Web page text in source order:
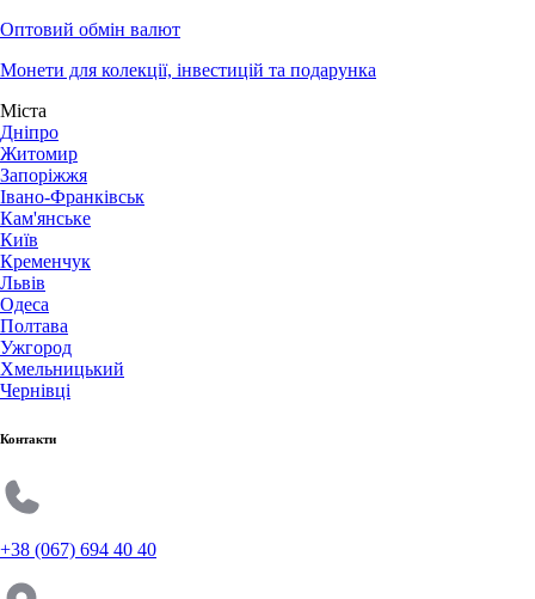
Оптовий обмін валют
Монети для колекції, інвестицій та подарунка
Міста
Дніпро
Житомир
Запоріжжя
Івано-Франківськ
Кам'янське
Київ
Кременчук
Львів
Одеса
Полтава
Ужгород
Хмельницький
Чернівці
Контакти
+38 (067) 694 40 40